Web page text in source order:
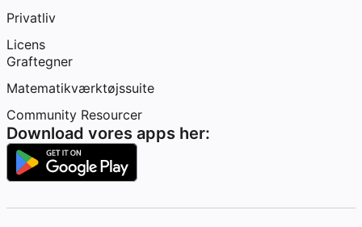
Privatliv
Licens
Graftegner
Matematikværktøjssuite
Community Resourcer
Download vores apps her: